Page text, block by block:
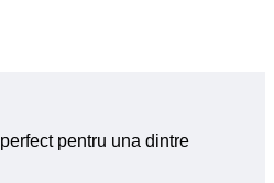
pentru una dintre